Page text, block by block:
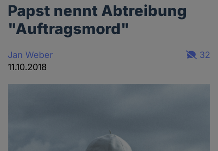
Papst nennt Abtreibung
"Auftragsmord"
Jan Weber
11.10.2018
32